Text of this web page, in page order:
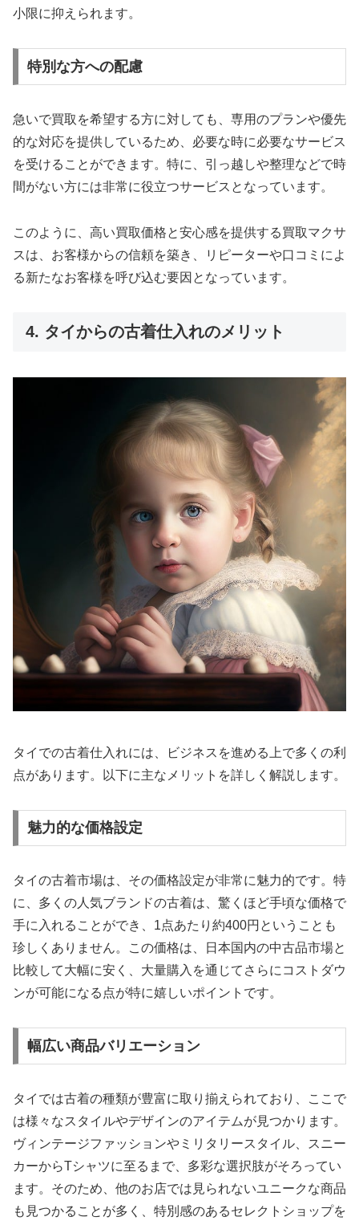
小限に抑えられます。
特別な方への配慮
急いで買取を希望する方に対しても、専用のプランや優先
的な対応を提供しているため、必要な時に必要なサービス
を受けることができます。特に、引っ越しや整理などで時
間がない方には非常に役立つサービスとなっています。
このように、高い買取価格と安心感を提供する買取マクサ
スは、お客様からの信頼を築き、リピーターや口コミによ
る新たなお客様を呼び込む要因となっています。
4. タイからの古着仕入れのメリット
タイでの古着仕入れには、ビジネスを進める上で多くの利
点があります。以下に主なメリットを詳しく解説します。
魅力的な価格設定
タイの古着市場は、その価格設定が非常に魅力的です。特
に、多くの人気ブランドの古着は、驚くほど手頃な価格で
手に入れることができ、1点あたり約400円ということも
珍しくありません。この価格は、日本国内の中古品市場と
比較して大幅に安く、大量購入を通じてさらにコストダウ
ンが可能になる点が特に嬉しいポイントです。
幅広い商品バリエーション
タイでは古着の種類が豊富に取り揃えられており、ここで
は様々なスタイルやデザインのアイテムが見つかります。
ヴィンテージファッションやミリタリースタイル、スニー
カーからTシャツに至るまで、多彩な選択肢がそろってい
ます。そのため、他のお店では見られないユニークな商品
も見つかることが多く、特別感のあるセレクトショップを